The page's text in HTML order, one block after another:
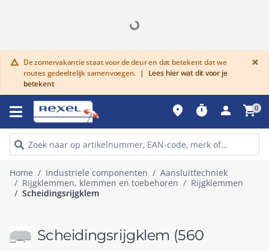
warning De zomervakantie staat voor de deur en dat betekent dat we
routes gedeeltelijk samenvoegen. |
Lees hier wat dit voor je
betekent
×
place timer person shopping_cart0
Home Industriele componenten
Aansluittechniek
Rijgklemmen, klemmen en toebehoren
Rijgklemmen
Scheidingsrijgklem
Scheidingsrijgklem (560